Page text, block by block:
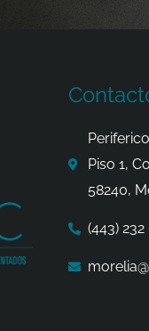
Piso 1,
58240,
(443) 232